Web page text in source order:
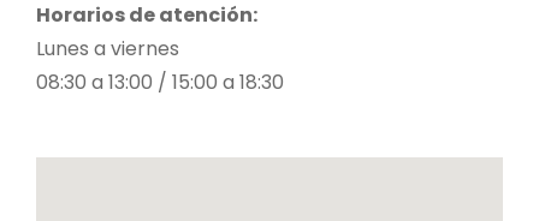
Horarios de atención:
Lunes a viernes
08:30 a 13:00 / 15:00 a 18:30